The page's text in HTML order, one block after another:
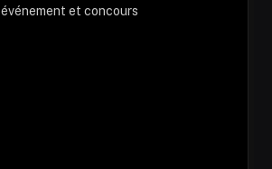
événement et concours